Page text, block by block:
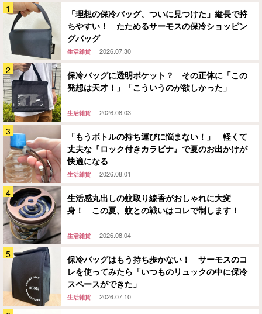
「理想の保冷バッグ、ついに見つけた」縦長で持
ちやすい！ たためるサーモスの保冷ショッピン
グバッグ
生活雑貨 2026.07.30
保冷バッグに透明ポケット？ その正体に「この
発想は天才！」「こういうのが欲しかった」
生活雑貨 2026.08.03
「もうボトルの持ち運びに悩まない！」 軽くて
丈夫な『ロック付きカラビナ』で夏のお出かけが
快適になる
生活雑貨 2026.08.01
生活感丸出しの蚊取り線香がおしゃれに大変
身！ この夏、蚊との戦いはコレで制します！
生活雑貨 2026.08.04
保冷バッグはもう持ち歩かない！ サーモスのコ
レを使ってみたら「いつものリュックの中に保冷
スペースができた」
生活雑貨 2026.07.10